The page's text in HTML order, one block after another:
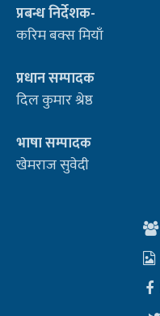
प्रबन्ध निर्देशक-
करिम बक्स मियाँ
प्रधान सम्पादक
दिल कुमार श्रेष्ठ
भाषा सम्पादक
खेमराज सुवेदी